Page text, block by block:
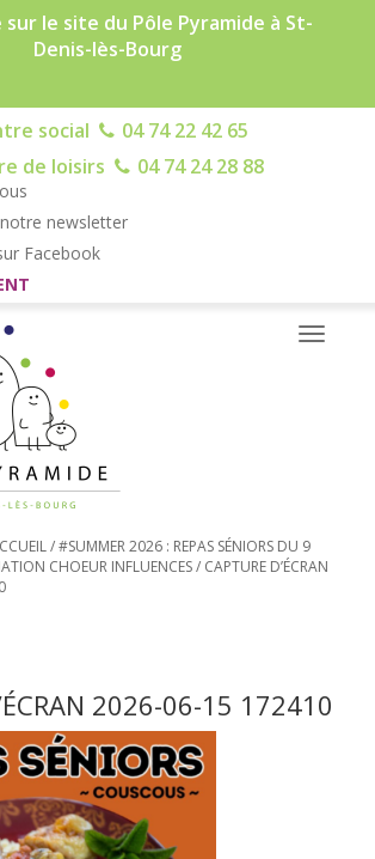
sur le site du Pôle Pyramide à St-
Denis-lès-Bourg
social
04 74 22 42 65
de loisirs
04 74 24 28 88
newsletter
Facebook
Toggle
/#SUMMER 2026 : REPAS SÉNIORS DU 9
CHOEUR INFLUENCES/ CAPTURE D’ÉCRAN
2026-06-15 172410